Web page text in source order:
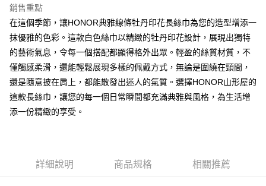
ATM付款
運送方式
全家取貨付款 -訂單滿 $2000 元即享免運服務，未滿則另收
$80 元物流費用。
每筆NT$80，滿NT$2,000(含以上)免運費
全家付款後取貨-訂單滿 $2000 元即享免運服務-未滿則另收
7-11取貨付款-訂單滿 $2000 元即享免運服務-未滿則另收 $80
銷售重點
在這個季節，讓HONOR典雅線條牡丹印花長絲巾為您的造型增添一
抹優雅的色彩。這款白色絲巾以精緻的牡丹印花設計，展現出獨特
的藝術氣息，令每一個搭配都顯得格外出眾。輕盈的絲質材質，不
僅觸感柔滑，還能輕鬆展現多樣的佩戴方式，無論是圍繞在頸間，
還是隨意披在肩上，都能散發出迷人的氣質。選擇HONOR山形屋的
這款長絲巾，讓您的每一個日常瞬間都充滿典雅與風格，為生活增
添一份精緻的享受。
詳細說明 商品規格 相關推薦